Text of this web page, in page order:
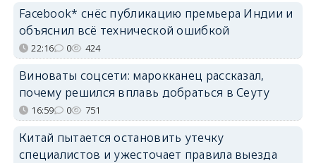
Facebook* снёс публикацию премьера Индии и
объяснил всё технической ошибкой
22:16 0 424
Виноваты соцсети: марокканец рассказал,
почему решился вплавь добраться в Сеуту
16:59 0 751
Китай пытается остановить утечку
специалистов и ужесточает правила выезда